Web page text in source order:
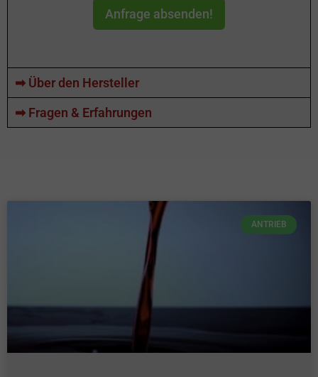
Anfrage absenden!
➡ Über den Hersteller
➡ Fragen & Erfahrungen
ANTRIEB